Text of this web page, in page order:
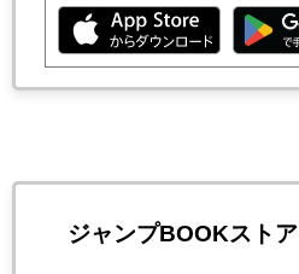
ジャンプBOOKストア